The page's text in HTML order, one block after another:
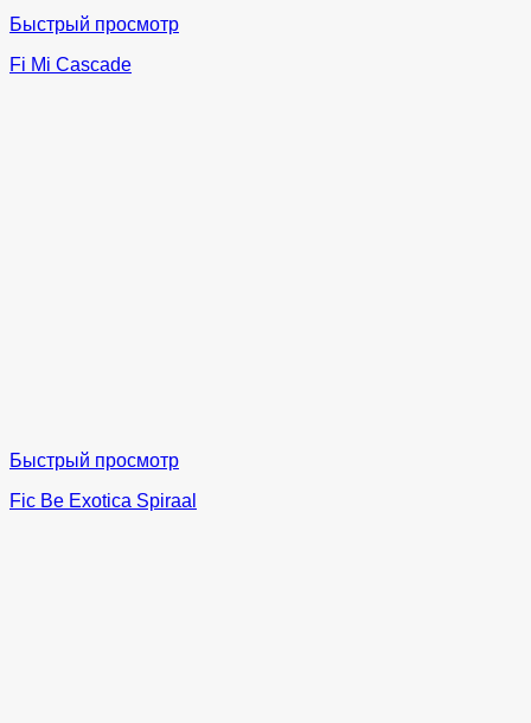
Быстрый просмотр
Fi Mi Cascade
Быстрый просмотр
Fic Be Exotica Spiraal